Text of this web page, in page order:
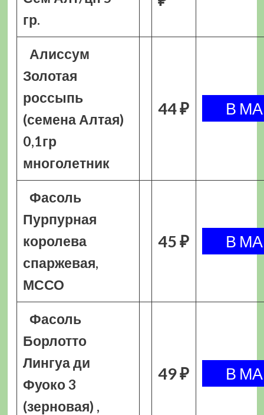
гр.
Алиссум
Золотая
россыпь
(семена Алтая)
0,1гр
многолетник
44 ₽
Фасоль
Пурпурная
королева
спаржевая,
МССО
45 ₽
Фасоль
Борлотто
Лингуа ди
Фуоко 3
(зерновая) ,
49 ₽